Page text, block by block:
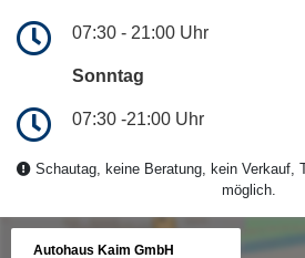
07:30 - 21:00 Uhr
Sonntag
07:30 -21:00 Uhr
Schautag, keine Beratung, kein Verkauf,
möglich.
Autohaus Kaim GmbH